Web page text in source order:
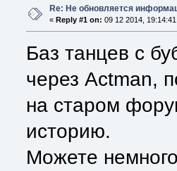
Re: Не обновляется
« Reply #1 on: 09 12 2014,
Баз танцев с
через Actman,
на старом
историю.
Можете